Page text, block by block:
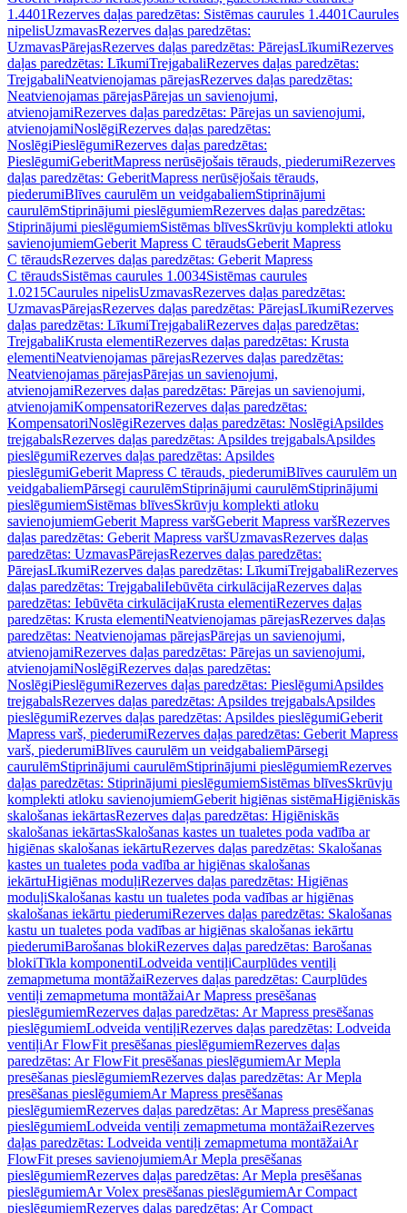
1.4401Rezerves daļas paredzētas: Sistēmas caurules 1.4401Caurules
nipelisUzmavasRezerves daļas paredzētas:
UzmavasPārejasRezerves daļas paredzētas: PārejasLīkumiRezerves
daļas paredzētas: LīkumiTrejgabaliRezerves daļas paredzētas:
TrejgabaliNeatvienojamas pārejasRezerves daļas paredzētas:
Neatvienojamas pārejasPārejas un savienojumi,
atvienojamiRezerves daļas paredzētas: Pārejas un savienojumi,
atvienojamiNoslēgiRezerves daļas paredzētas:
NoslēgiPieslēgumiRezerves daļas paredzētas:
PieslēgumiGeberitMapress nerūsējošais tērauds, piederumiRezerves
daļas paredzētas: GeberitMapress nerūsējošais tērauds,
piederumiBlīves caurulēm un veidgabaliemStiprinājumi
caurulēmStiprinājumi pieslēgumiemRezerves daļas paredzētas:
Stiprinājumi pieslēgumiemSistēmas blīvesSkrūvju komplekti atloku
savienojumiemGeberit Mapress C tēraudsGeberit Mapress
C tēraudsRezerves daļas paredzētas: Geberit Mapress
C tēraudsSistēmas caurules 1.0034Sistēmas caurules
1.0215Caurules nipelisUzmavasRezerves daļas paredzētas:
UzmavasPārejasRezerves daļas paredzētas: PārejasLīkumiRezerves
daļas paredzētas: LīkumiTrejgabaliRezerves daļas paredzētas:
TrejgabaliKrusta elementiRezerves daļas paredzētas: Krusta
elementiNeatvienojamas pārejasRezerves daļas paredzētas:
Neatvienojamas pārejasPārejas un savienojumi,
atvienojamiRezerves daļas paredzētas: Pārejas un savienojumi,
atvienojamiKompensatoriRezerves daļas paredzētas:
KompensatoriNoslēgiRezerves daļas paredzētas: NoslēgiApsildes
trejgabalsRezerves daļas paredzētas: Apsildes trejgabalsApsildes
pieslēgumiRezerves daļas paredzētas: Apsildes
pieslēgumiGeberit Mapress C tērauds, piederumiBlīves caurulēm un
veidgabaliemPārsegi caurulēmStiprinājumi caurulēmStiprinājumi
pieslēgumiemSistēmas blīvesSkrūvju komplekti atloku
savienojumiemGeberit Mapress varšGeberit Mapress varšRezerves
daļas paredzētas: Geberit Mapress varšUzmavasRezerves daļas
paredzētas: UzmavasPārejasRezerves daļas paredzētas:
PārejasLīkumiRezerves daļas paredzētas: LīkumiTrejgabaliRezerves
daļas paredzētas: TrejgabaliIebūvēta cirkulācijaRezerves daļas
paredzētas: Iebūvēta cirkulācijaKrusta elementiRezerves daļas
paredzētas: Krusta elementiNeatvienojamas pārejasRezerves daļas
paredzētas: Neatvienojamas pārejasPārejas un savienojumi,
atvienojamiRezerves daļas paredzētas: Pārejas un savienojumi,
atvienojamiNoslēgiRezerves daļas paredzētas:
NoslēgiPieslēgumiRezerves daļas paredzētas: PieslēgumiApsildes
trejgabalsRezerves daļas paredzētas: Apsildes trejgabalsApsildes
pieslēgumiRezerves daļas paredzētas: Apsildes pieslēgumiGeberit
Mapress varš, piederumiRezerves daļas paredzētas: Geberit Mapress
varš, piederumiBlīves caurulēm un veidgabaliemPārsegi
caurulēmStiprinājumi caurulēmStiprinājumi pieslēgumiemRezerves
daļas paredzētas: Stiprinājumi pieslēgumiemSistēmas blīvesSkrūvju
komplekti atloku savienojumiemGeberit higiēnas sistēmaHigiēniskās
skalošanas iekārtasRezerves daļas paredzētas: Higiēniskās
skalošanas iekārtasSkalošanas kastes un tualetes poda vadība ar
higiēnas skalošanas iekārtuRezerves daļas paredzētas: Skalošanas
kastes un tualetes poda vadība ar higiēnas skalošanas
iekārtuHigiēnas moduļiRezerves daļas paredzētas: Higiēnas
moduļiSkalošanas kastu un tualetes poda vadības ar higiēnas
skalošanas iekārtu piederumiRezerves daļas paredzētas: Skalošanas
kastu un tualetes poda vadības ar higiēnas skalošanas iekārtu
piederumiBarošanas blokiRezerves daļas paredzētas: Barošanas
blokiTīkla komponentiLodveida ventiļiCaurplūdes ventiļi
zemapmetuma montāžaiRezerves daļas paredzētas: Caurplūdes
ventiļi zemapmetuma montāžaiAr Mapress presēšanas
pieslēgumiemRezerves daļas paredzētas: Ar Mapress presēšanas
pieslēgumiemLodveida ventiļiRezerves daļas paredzētas: Lodveida
ventiļiAr FlowFit presēšanas pieslēgumiemRezerves daļas
paredzētas: Ar FlowFit presēšanas pieslēgumiemAr Mepla
presēšanas pieslēgumiemRezerves daļas paredzētas: Ar Mepla
presēšanas pieslēgumiemAr Mapress presēšanas
pieslēgumiemRezerves daļas paredzētas: Ar Mapress presēšanas
pieslēgumiemLodveida ventiļi zemapmetuma montāžaiRezerves
daļas paredzētas: Lodveida ventiļi zemapmetuma montāžaiAr
FlowFit preses savienojumiemAr Mepla presēšanas
pieslēgumiemRezerves daļas paredzētas: Ar Mepla presēšanas
pieslēgumiemAr Volex presēšanas pieslēgumiemAr Compact
pieslēgumiemRezerves daļas paredzētas: Ar Compact